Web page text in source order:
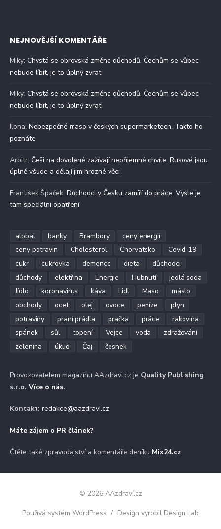
NEJNOVĚJŠÍ KOMENTÁŘE
Miky: Chystá se obrovská změna důchodů. Čechům se vůbec
nebude líbit, je to úplný zvrat
Miky: Chystá se obrovská změna důchodů. Čechům se vůbec
nebude líbit, je to úplný zvrat
Ilona: Nebezpečné maso v českých supermarketech. Takto ho
poznáte
Arbitr: Češi na dovolené zažívají nepříjemné chvíle. Rusové jsou
úplně všude a dělají jim hrozné věci
František Špaček: Důchodci v Česku zamíří do práce. Vyšle je
tam speciální opatření
alobal banky Brambory
ceny energií
ceny potravin
Cholesterol Chorvatsko
Covid-19
cukr
cukrovka demence dieta
důchodci
důchody
elektřina Energie Hubnutí
jedlá soda
Jídlo
koronavirus káva Lidl Maso
máslo
obchody
ocet olej ovoce peníze
plyn
potraviny
praní prádla pračka práce
rakovina
spánek
sůl topení Vejce voda
zdražování
zelenina
úklid Čaj česnek
Provozovatelem magazínu AAzdravi.cz je Quality Publishing
s.r.o. Více o nás.
Kontakt: redakce@aazdravi.cz
Máte zájem o PR článek?
Čtěte také zpravodajství a komentáře deníku Mix24.cz
© 2026 AAzdraví.cz
Používá systém WordPress / Design vyrobil Design Lab